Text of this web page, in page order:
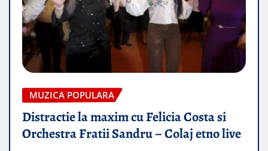
MUZICA POPULARA
Distractie la maxim cu Felicia Costa si
Orchestra Fratii Sandru – Colaj etno live